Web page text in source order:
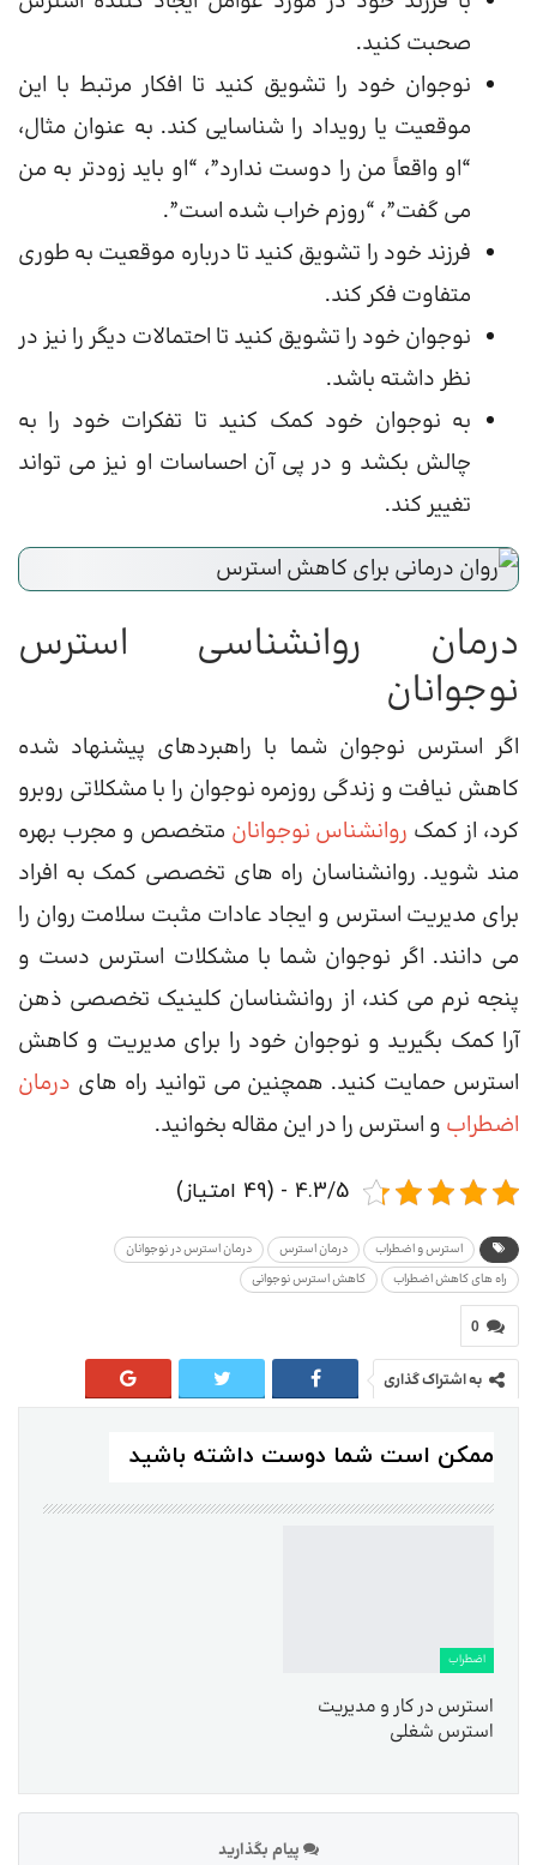
صحبت کنید.
نوجوان خود را تشویق کنید تا افکار مرتبط با این
موقعیت یا رویداد را شناسایی کند. به عنوان مثال،
“او واقعاً من را دوست ندارد”، “او باید زودتر به من
می گفت”، “روزم خراب شده است”.
فرزند خود را تشویق کنید تا درباره موقعیت به طوری
متفاوت فکر کند.
نوجوان خود را تشویق کنید تا احتمالات دیگر را نیز در
نظر داشته باشد.
به نوجوان خود کمک کنید تا تفکرات خود را به
چالش بکشد و در پی آن احساسات او نیز می تواند
تغییر کند.
درمان روانشناسی استرس
نوجوانان
اگر استرس نوجوان شما با راهبردهای پیشنهاد شده
کاهش نیافت و زندگی روزمره نوجوان را با مشکلاتی روبرو
کرد، از کمک روانشناس نوجوانان متخصص و مجرب بهره
مند شوید. روانشناسان راه های تخصصی کمک به افراد
برای مدیریت استرس و ایجاد عادات مثبت سلامت روان را
می دانند. اگر نوجوان شما با مشکلات استرس دست و
پنجه نرم می کند، از روانشناسان کلینیک تخصصی ذهن
آرا کمک بگیرید و نوجوان خود را برای مدیریت و کاهش
استرس حمایت کنید. همچنین می توانید راه های درمان
اضطراب و استرس را در این مقاله بخوانید.
4.3/5 - (49 امتیاز)
استرس و اضطراب درمان استرس
درمان استرس در نوجوانان
راه های کاهش اضطراب
کاهش استرس نوجوانی
0
به اشتراک گذاری
ممکن است شما دوست داشته باشید
اضطراب
استرس در کار و مدیریت
استرس شغلی
پیام بگذارید